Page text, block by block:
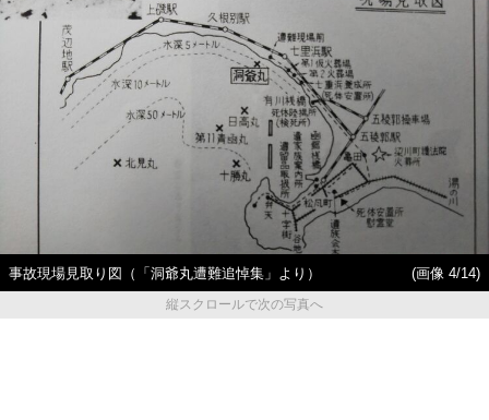
事故現場見取り図（「洞爺丸遭難追悼集」より）
(画像 4/14)
縦スクロールで次の写真へ